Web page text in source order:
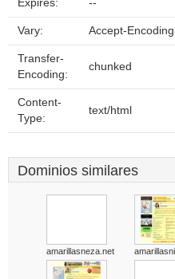
Expires: --
Vary: Accept-
Transfer-
Encoding:
chunked
Content-
Type:
text/html
Dominios similares
amarillasneza.net